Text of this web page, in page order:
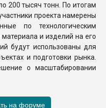
200 тысяч тонн. По итогам
проекта намерены
по технологическим
и изделий на его
будут использованы для
и подготовки рынка.
о масштабировании